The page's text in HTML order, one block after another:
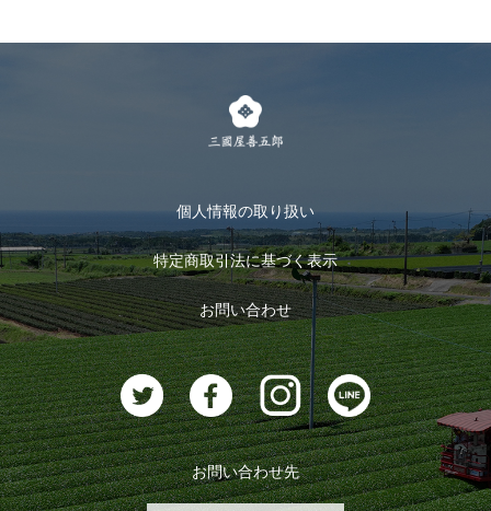
個人情報の取り扱い
特定商取引法に基づく表示
お問い合わせ
お問い合わせ先